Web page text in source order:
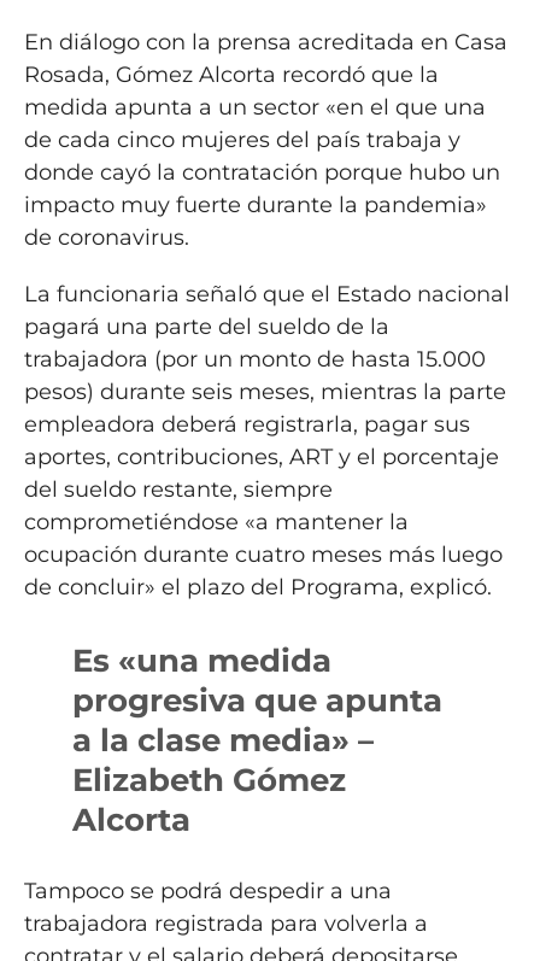
En diálogo con la prensa acreditada en Casa
Rosada, Gómez Alcorta recordó que la
medida apunta a un sector «en el que una
de cada cinco mujeres del país trabaja y
donde cayó la contratación porque hubo un
impacto muy fuerte durante la pandemia»
de coronavirus.
La funcionaria señaló que el Estado nacional
pagará una parte del sueldo de la
trabajadora (por un monto de hasta 15.000
pesos) durante seis meses, mientras la parte
empleadora deberá registrarla, pagar sus
aportes, contribuciones, ART y el porcentaje
del sueldo restante, siempre
comprometiéndose «a mantener la
ocupación durante cuatro meses más luego
de concluir» el plazo del Programa, explicó.
Es «una medida
progresiva que apunta
a la clase media» –
Elizabeth Gómez
Alcorta
Tampoco se podrá despedir a una
trabajadora registrada para volverla a